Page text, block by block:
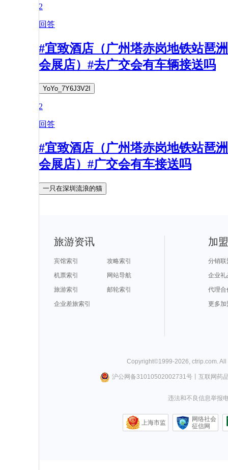
2
回答
#宜致酒店（广州塔赤岗地铁站琶洲
会展店）#去广交会有车辆接送吗
YoYo_7Y6J3V2I
2
回答
#宜致酒店（广州塔赤岗地铁站琶洲
会展店）#广交会有车接送吗
一只在深圳流浪的猫
旅游资讯
宾馆索引
攻略索引
机票索引
网站导航
旅游索引
邮轮索引
企业差旅索引
加
分销联
企业礼
代理合
更多加
Copyright©1999-2026, ctrip.com.
沪公网备31010502002731号丨 互联网药
违法和不良信息举报
上海市监
网络社会
征信网